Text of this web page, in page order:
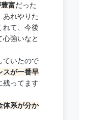
富だった
あれやりた
れて、今後
心強いなと
ていたので
スが一番早
残ってます
体系が分か